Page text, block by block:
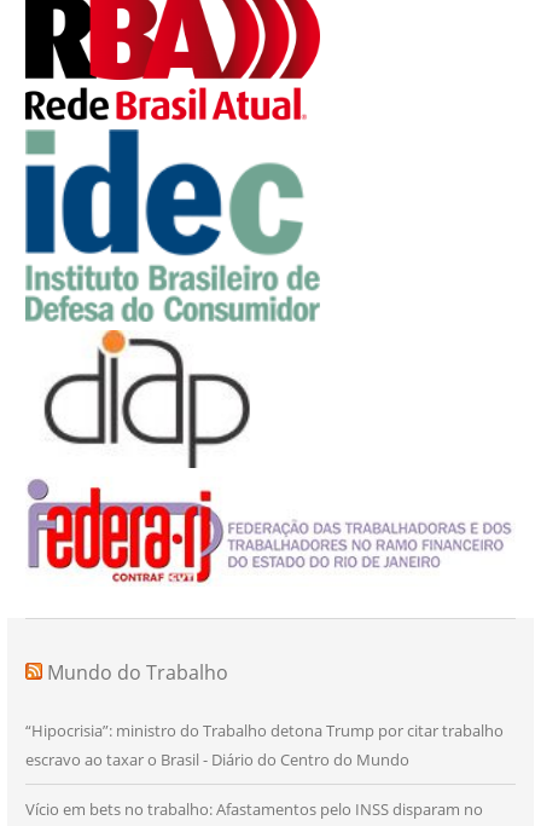
Mundo do Trabalho
“Hipocrisia”: ministro do Trabalho detona Trump por citar trabalho
escravo ao taxar o Brasil - Diário do Centro do Mundo
Vício em bets no trabalho: Afastamentos pelo INSS disparam no